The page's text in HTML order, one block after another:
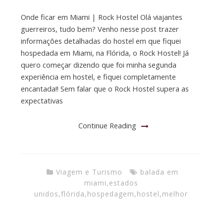
Onde ficar em Miami | Rock Hostel Olá viajantes
guerreiros, tudo bem? Venho nesse post trazer
informações detalhadas do hostel em que fiquei
hospedada em Miami, na Flórida, o Rock Hostel! Já
quero começar dizendo que foi minha segunda
experiência em hostel, e fiquei completamente
encantada!! Sem falar que o Rock Hostel supera as
expectativas
Continue Reading
Viagem e Turismo
balada em
miami,estados
unidos,flórida,hospedagem,hostel,melhor